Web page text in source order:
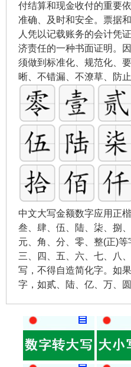
付结算和现金收付的重要
准确、及时和安全。票据
人凭以记载账务的会计凭
济责任的一种书面证明。
须做到标准化、规范化、
晰、不错漏、不潦草、防止
中文大写金额数字应用正
叁、肆、伍、陆、柒、捌
元、角、分、零、整(正)等
三、四、五、六、七、八
写，不得自造简化字。如
字，如贰、陆、亿、万、